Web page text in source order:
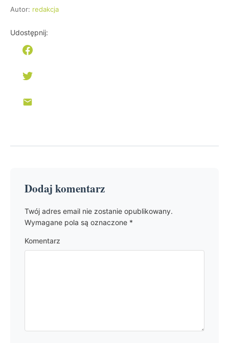
Autor: redakcja
Udostępnij:
Dodaj komentarz
Twój adres email nie zostanie opublikowany.
Wymagane pola są oznaczone *
Komentarz